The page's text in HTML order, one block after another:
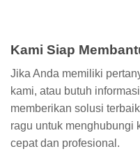
Kami Siap
Jika Anda memiliki
kami, atau butuh
memberikan solusi
ragu untuk menghubungi
cepat dan profesional.